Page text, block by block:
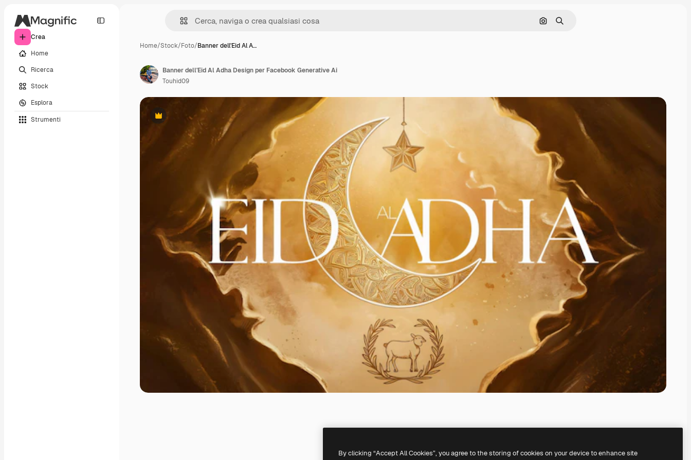
Crea
Home
Ricerca
Stock
Esplora
Strumenti
Cerca per immagine
Ricerca
Home/Stock/Foto/Banner dell'Eid Al A…
Premium
Banner dell'Eid Al Adha Design per Facebook Generative Ai
Touhid09
By clicking “Accept All Cookies”, you agree to the storing of cookies on your device to enhance site